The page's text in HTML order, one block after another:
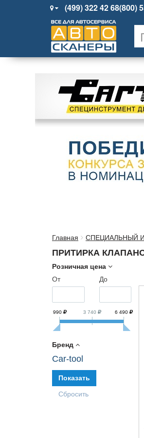
(499) 322 42 68(800)
Главная СПЕЦИАЛЬНЫЙ
ПРИТИРКА
Розничная цена
От
До
990 3 740 6 490
Бренд
Car-tool